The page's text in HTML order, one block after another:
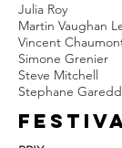
Julia Roy
Martin Vaughan
Vincent
Simone Grenier
Steve Mitchell
Stephane